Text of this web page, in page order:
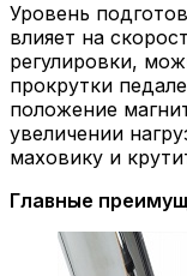
Уровень
влияет на
регулировки,
прокрутки
положение
увеличении
маховику и
Главные